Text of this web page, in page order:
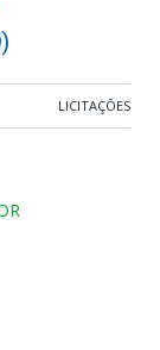
LICITAÇÕES